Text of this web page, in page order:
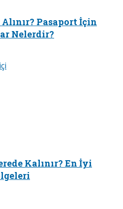
Pasaport İçin
Nelerdir?
Kalınır? En İyi